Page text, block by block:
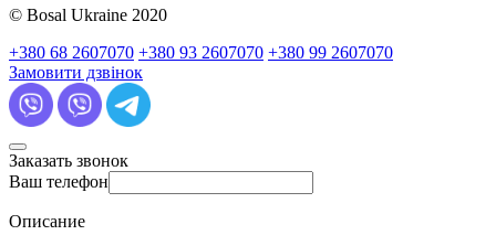
© Bosal Ukraine 2020
+380 68 2607070 +380 93 2607070 +380 99 2607070
Замовити дзвінок
Заказать звонок
Ваш телефон
Описание